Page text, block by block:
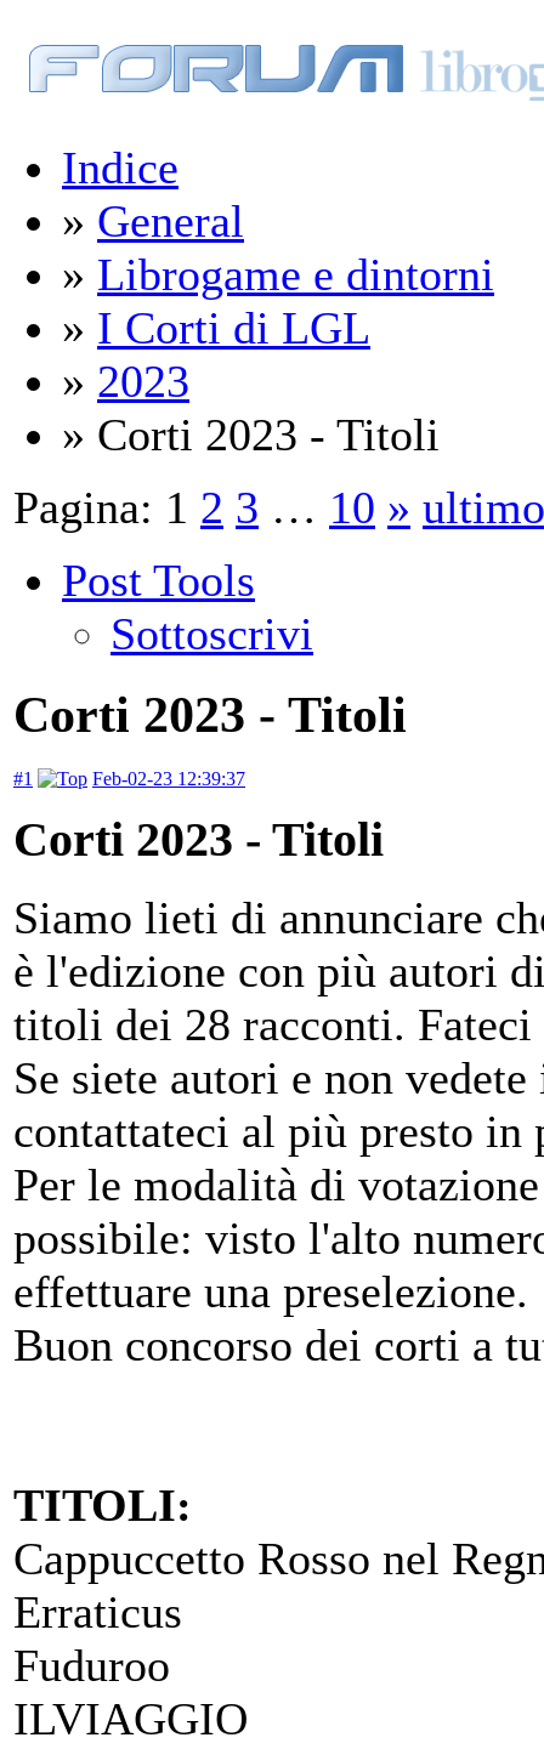
Indice
» General
» Librogame e dintorni
» I Corti di LGL
» 2023
» Corti 2023 - Titoli
Pagina: 1 2 3 … 10 » ultimo
Post Tools
Sottoscrivi
Corti 2023 - Titoli
#1 Feb-02-23 12:39:37
Corti 2023 - Titoli
Siamo lieti di annunciare
è l'edizione con più autori
titoli dei 28 racconti.
Se siete autori e non
contattateci al più presto in
Per le modalità di
possibile: visto l'alto
effettuare una preselezione.
Buon concorso dei corti a
TITOLI:
Cappuccetto Rosso nel
Erraticus
Fuduroo
ILVIAGGIO